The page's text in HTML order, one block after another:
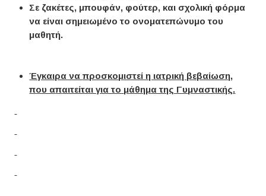
Σε ζακέτες, μπουφάν, φούτερ, και σχολική φόρμα
να είναι σημειωμένο το ονοματεπώνυμο του
μαθητή.
Έγκαιρα ναπροσκομιστεί η ιατρική βεβαίωση,
που απαιτείται για το μάθημα της Γυμναστικής.